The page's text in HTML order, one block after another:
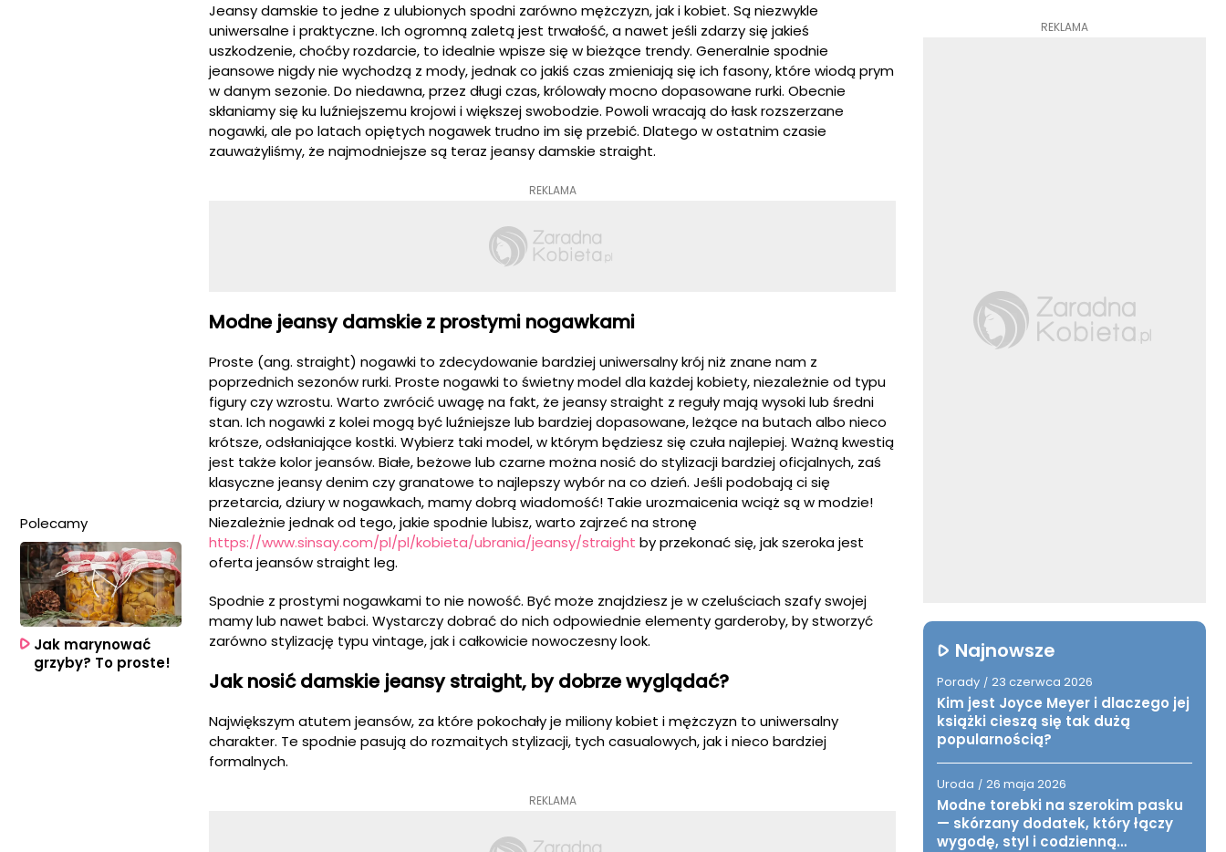
Jeansy damskie to jedne z ulubionych spodni zarówno mężczyzn, jak i kobiet. Są niezwykle
uniwersalne i praktyczne. Ich ogromną zaletą jest trwałość, a nawet jeśli zdarzy się jakieś
uszkodzenie, choćby rozdarcie, to idealnie wpisze się w bieżące trendy. Generalnie spodnie
jeansowe nigdy nie wychodzą z mody, jednak co jakiś czas zmieniają się ich fasony, które wiodą prym
w danym sezonie. Do niedawna, przez długi czas, królowały mocno dopasowane rurki. Obecnie
skłaniamy się ku luźniejszemu krojowi i większej swobodzie. Powoli wracają do łask rozszerzane
nogawki, ale po latach opiętych nogawek trudno im się przebić. Dlatego w ostatnim czasie
zauważyliśmy, że najmodniejsze są teraz jeansy damskie straight.
REKLAMA
Modne jeansy damskie z prostymi nogawkami
Proste (ang. straight) nogawki to zdecydowanie bardziej uniwersalny krój niż znane nam z
poprzednich sezonów rurki. Proste nogawki to świetny model dla każdej kobiety, niezależnie od typu
figury czy wzrostu. Warto zwrócić uwagę na fakt, że jeansystraight z reguły mają wysoki lub średni
stan. Ich nogawki z kolei mogą być luźniejsze lub bardziej dopasowane, leżące na butach albo nieco
krótsze, odsłaniające kostki. Wybierz taki model, w którym będziesz się czuła najlepiej. Ważną kwestią
jest także kolor jeansów. Białe, beżowe lub czarne można nosić do stylizacji bardziej oficjalnych, zaś
klasyczne jeansy denim czy granatowe to najlepszy wybór na co dzień. Jeśli podobają ci się
przetarcia, dziury w nogawkach, mamy dobrą wiadomość! Takie urozmaicenia wciąż są w modzie!
Niezależnie jednak od tego, jakie spodnie lubisz, warto zajrzeć na stronę
https://www.sinsay.com/pl/pl/kobieta/ubrania/jeansy/straight by przekonać się, jak szeroka jest
oferta jeansów straight leg.
Spodnie z prostymi nogawkami to nie nowość. Być może znajdziesz je w czeluściach szafy swojej
mamy lub nawet babci. Wystarczy dobrać do nich odpowiednie elementy garderoby, by stworzyć
zarówno stylizację typu vintage, jak i całkowicie nowoczesnylook.
Jak nosić damskie jeansystraight, by dobrze wyglądać?
Największym atutem jeansów, za które pokochały je miliony kobiet i mężczyzn to uniwersalny
charakter. Te spodnie pasują do rozmaitych stylizacji, tychcasualowych, jak i nieco bardziej
formalnych.
REKLAMA
Polecamy
Jak marynować
grzyby? To proste!
REKLAMA
Najnowsze
Porady / 23 czerwca 2026
Kim jest Joyce Meyer i dlaczego jej
książki cieszą się tak dużą
popularnością?
Uroda / 26 maja 2026
Modne torebki na szerokim pasku
— skórzany dodatek, który łączy
wygodę, styl i codzienną